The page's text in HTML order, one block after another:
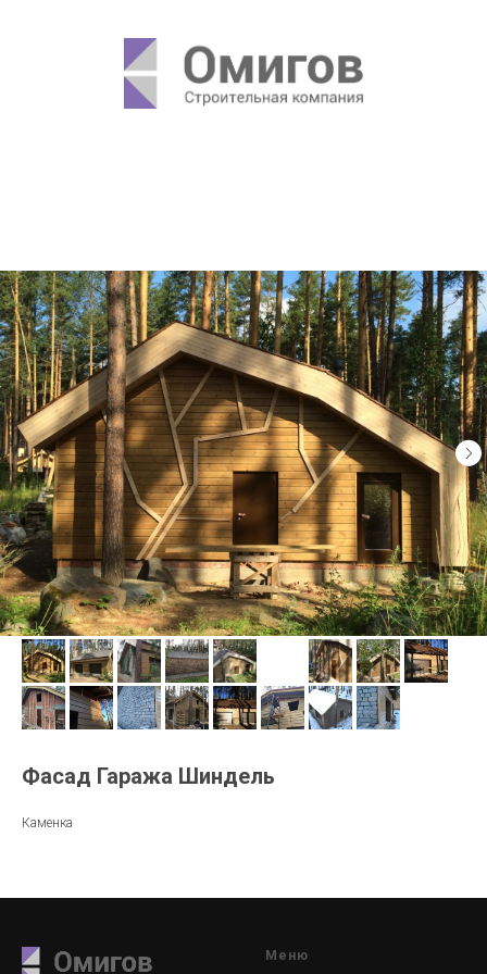
Фасад Гаража Шиндель
Каменка
Меню